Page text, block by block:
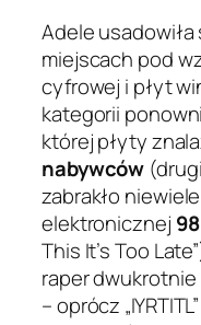
Adele
miejscach pod
cyfrowej i płyt
kategorii
której płyty
nabywców
zabrakło
elektronicznej
This It’s Too
raper dwukrotnie
– oprócz